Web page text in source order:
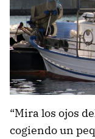
“Mira los ojos
cogiendo un